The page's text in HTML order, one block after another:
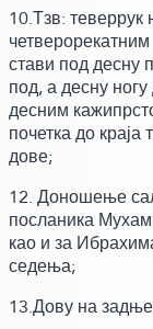
10.Тзв:
стави под десну
под, а десну
десним
почетка до
дове;
12. Доношење
посланика
као и за
седења;
13.Дову на